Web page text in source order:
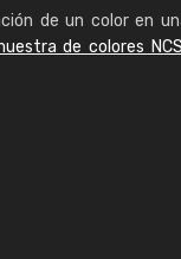
de un color en
de colores